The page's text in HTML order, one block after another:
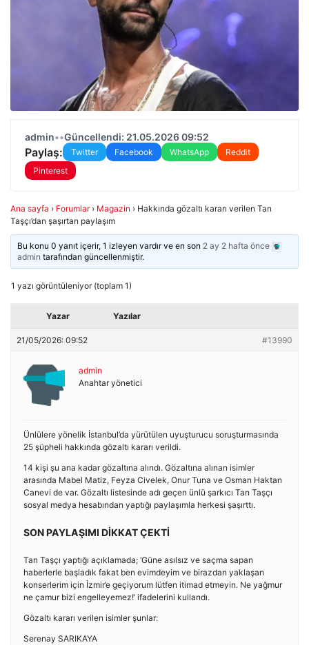
admin••Güncellendi: 21.05.2026 09:52
Paylaş: Twitter Facebook WhatsApp
Reddit
Pinterest
Ana sayfa › Forumlar › Magazin › Hakkında gözaltı kararı verilen Tan
Taşçı’dan şaşırtan paylaşım
Bu konu 0 yanıt içerir, 1 izleyen vardır ve en son 2 ay 2 hafta önce
admin tarafından güncellenmiştir.
1 yazı görüntüleniyor (toplam 1)
Yazar Yazılar
21/05/2026: 09:52 #13990
admin
Anahtar yönetici
Ünlülere yönelik İstanbul’da yürütülen uyuşturucu soruşturmasında
25 şüpheli hakkında gözaltı kararı verildi.
14 kişi şu ana kadar gözaltına alındı. Gözaltına alınan isimler
arasında Mabel Matiz, Feyza Civelek, Onur Tuna ve Osman Haktan
Canevi de var. Gözaltı listesinde adı geçen ünlü şarkıcı Tan Taşçı
sosyal medya hesabından yaptığı paylaşımla herkesi şaşırttı.
SON PAYLAŞIMI DİKKAT ÇEKTİ
Tan Taşçı yaptığı açıklamada; ‘Güne asılsız ve saçma sapan
haberlerle başladık fakat ben evimdeyim ve birazdan yaklaşan
konserlerim için İzmir’e geçiyorum lütfen itimad etmeyin. Ne yağmur
ne çamur bizi engelleyemez!’ ifadelerini kullandı.
Gözaltı kararı verilen isimler şunlar:
Serenay SARIKAYA